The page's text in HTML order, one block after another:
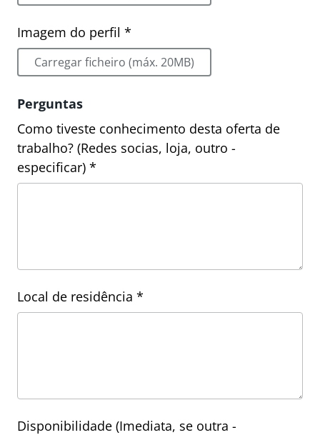
Imagem do perfil *
Carregar ficheiro (máx. 20MB)
Perguntas
Como tiveste conhecimento desta oferta de
trabalho? (Redes socias, loja, outro -
especificar) *
Local de residência *
Disponibilidade (Imediata, se outra -